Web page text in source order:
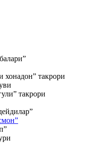
такрори
такрори